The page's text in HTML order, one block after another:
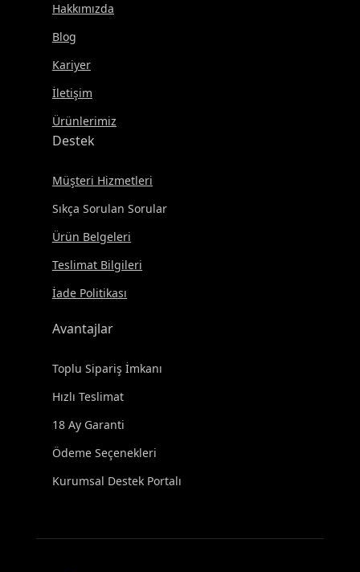
Hakkımızda
Blog
Kariyer
İletişim
Ürünlerimiz
Destek
Müşteri Hizmetleri
Sıkça Sorulan Sorular
Ürün Belgeleri
Teslimat Bilgileri
İade Politikası
Avantajlar
Toplu Sipariş İmkanı
Hızlı Teslimat
18 Ay Garanti
Ödeme Seçenekleri
Kurumsal Destek Portalı